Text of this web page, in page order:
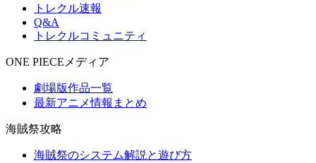
トレクル速報
Q&A
トレクルコミュニティ
ONE PIECEメディア
劇場版作品一覧
最新アニメ情報まとめ
海賊祭攻略
海賊祭のシステム解説と遊び方